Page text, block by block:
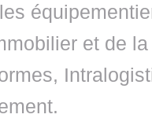
et de